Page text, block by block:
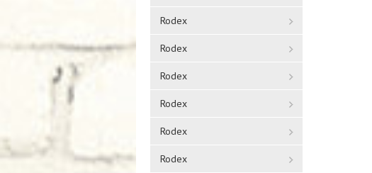
Rodex
Rodex
Rodex
Rodex
Rodex
Rodex